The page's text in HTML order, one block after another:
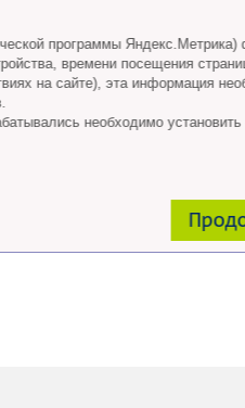
программы
времени посещения
на сайте), эта информация
необходимо